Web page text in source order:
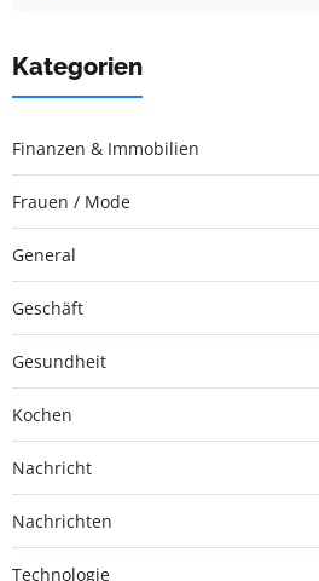
Kategorien
Finanzen & Immobilien
Frauen / Mode
General
Geschäft
Gesundheit
Kochen
Nachricht
Nachrichten
Technologie